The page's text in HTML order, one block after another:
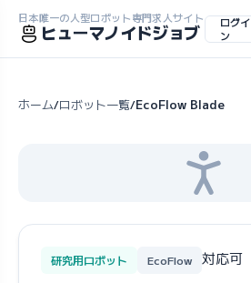
日本唯一の人型ロボット専門求人サイト
ヒューマノイドジョブ
ログイ
ン
ホーム/ロボット一覧/EcoFlow Blade
研究用ロボット EcoFlow 対応可